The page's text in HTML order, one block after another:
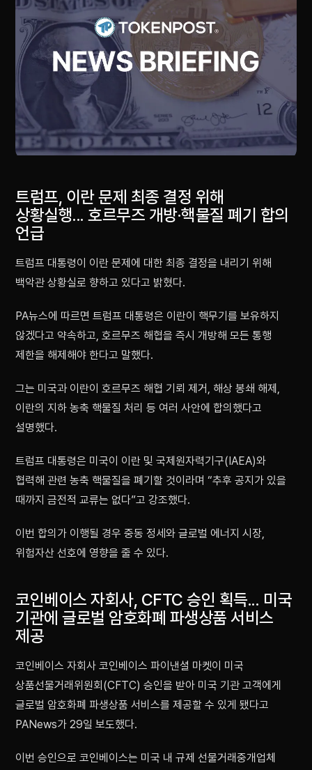
트럼프, 이란 문제 최종 결정 위해
상황실행... 호르무즈 개방·핵물질 폐기 합의
언급
트럼프 대통령이 이란 문제에 대한 최종 결정을 내리기 위해
백악관 상황실로 향하고 있다고 밝혔다.
PA뉴스에 따르면 트럼프 대통령은 이란이 핵무기를 보유하지
않겠다고 약속하고, 호르무즈 해협을 즉시 개방해 모든 통행
제한을 해제해야 한다고 말했다.
그는 미국과 이란이 호르무즈 해협 기뢰 제거, 해상 봉쇄 해제,
이란의 지하 농축 핵물질 처리 등 여러 사안에 합의했다고
설명했다.
트럼프 대통령은 미국이 이란 및 국제원자력기구(IAEA)와
협력해 관련 농축 핵물질을 폐기할 것이라며 “추후 공지가 있을
때까지 금전적 교류는 없다”고 강조했다.
이번 합의가 이행될 경우 중동 정세와 글로벌 에너지 시장,
위험자산 선호에 영향을 줄 수 있다.
코인베이스 자회사, CFTC 승인 획득... 미국
기관에 글로벌 암호화폐 파생상품 서비스
제공
코인베이스 자회사 코인베이스 파이낸셜 마켓이 미국
상품선물거래위원회(CFTC) 승인을 받아 미국 기관 고객에게
글로벌 암호화폐 파생상품 서비스를 제공할 수 있게 됐다고
PANews가 29일 보도했다.
이번 승인으로 코인베이스는 미국 내 규제 선물거래중개업체